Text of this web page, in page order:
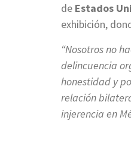
de Estados
exhibición,
“Nosotros no
delincuencia
honestidad y
relación
injerencia en